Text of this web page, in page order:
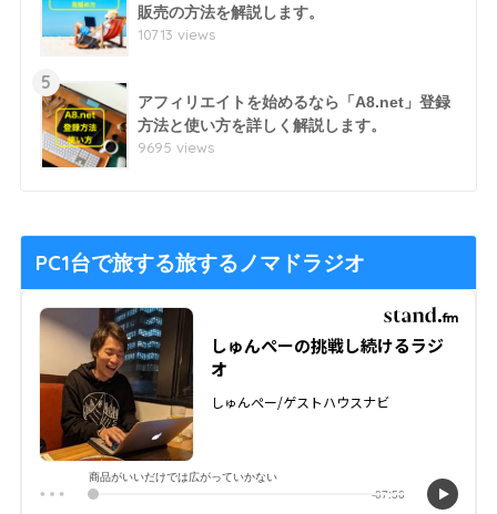
販売の方法を解説します。
10713 views
5
アフィリエイトを始めるなら「A8.net」登録
方法と使い方を詳しく解説します。
9695 views
PC1台で旅する旅するノマドラジオ